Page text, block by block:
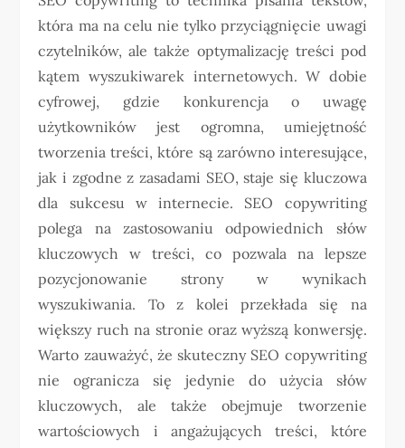
która ma na celu nie tylko przyciągnięcie uwagi
czytelników, ale także optymalizację treści pod
kątem wyszukiwarek internetowych. W dobie
cyfrowej, gdzie konkurencja o uwagę
użytkowników jest ogromna, umiejętność
tworzenia treści, które są zarówno interesujące,
jak i zgodne z zasadami SEO, staje się kluczowa
dla sukcesu w internecie. SEO copywriting
polega na zastosowaniu odpowiednich słów
kluczowych w treści, co pozwala na lepsze
pozycjonowanie strony w wynikach
wyszukiwania. To z kolei przekłada się na
większy ruch na stronie oraz wyższą konwersję.
Warto zauważyć, że skuteczny SEO copywriting
nie ogranicza się jedynie do użycia słów
kluczowych, ale także obejmuje tworzenie
wartościowych i angażujących treści, które